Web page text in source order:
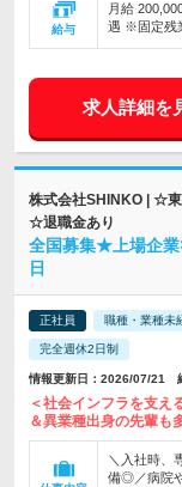
給与
月給
遇 ※固定残
求人詳細を
株式会社SHINKO | ☆
☆退職金あり
全国募集★上場企業
日
正社員 職種・業種未
完全週休2日制
情報更新日：2026/07/21
＜社会インフラを支え
＆異業種出身の先輩も
＼入社時、
備◎／病院